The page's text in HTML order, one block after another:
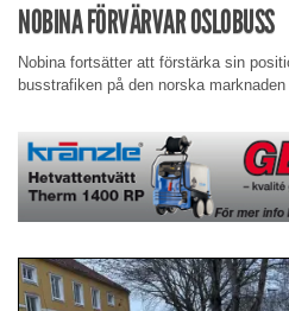
NOBINA FÖRVÄRVAR OSLOBUSS
Nobina fortsätter att förstärka sin
busstrafiken på den norska